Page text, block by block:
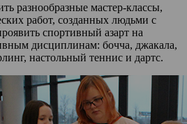
разнообразные мастер-классы,
работ, созданных людьми с
спортивный азарт на
дисциплинам: бочча, джакала,
настольный теннис и дартс.